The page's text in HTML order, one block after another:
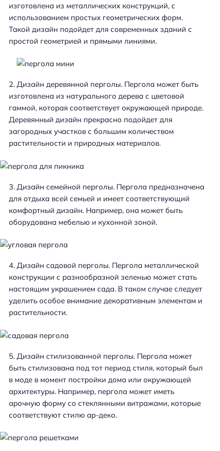
изготовлена из металлических конструкций, с
использованием простых геометрических форм.
Такой дизайн подойдет для современных зданий с
простой геометрией и прямыми линиями.
Дизайн деревянной перголы. Пергола может быть
изготовлена из натурального дерева с цветовой
гаммой, которая соответствует окружающей природе.
Деревянный дизайн прекрасно подойдет для
загородных участков с большим количеством
растительности и природных материалов.
Дизайн семейной перголы. Пергола предназначена
для отдыха всей семьей и имеет соответствующий
комфортный дизайн. Например, она может быть
оборудована мебелью и кухонной зоной.
Дизайн садовой перголы. Пергола металлической
конструкции с разнообразной зеленью может стать
настоящим украшением сада. В таком случае следует
уделить особое внимание декоративным элементам и
растительности.
Дизайн стилизованной перголы. Пергола может
быть стилизована под тот период стиля, который был
в моде в момент постройки дома или окружающей
архитектуры. Например, пергола может иметь
арочную форму со стеклянными витражами, которые
соответствуют стилю ар-деко.